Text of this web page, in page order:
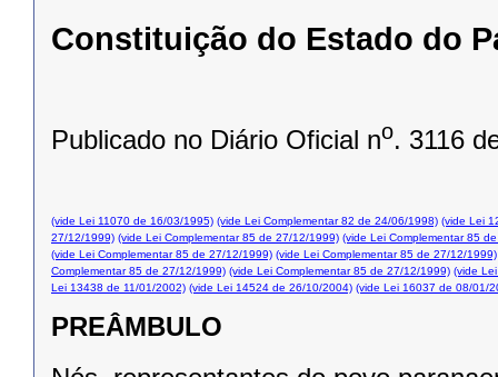
Constituição do Estado do
Publicado no Diário Oficial no. 3116
(vide Lei 11070 de 16/03/1995) (vide Lei Complementar 82 de 24/06/1998) (vide Lei
27/12/1999) (vide Lei Complementar 85 de 27/12/1999) (vide Lei Complementar 85
(vide Lei Complementar 85 de 27/12/1999) (vide Lei Complementar 85 de 27/12/1999)
Complementar 85 de 27/12/1999) (vide Lei Complementar 85 de 27/12/1999) (vide
Lei 13438 de 11/01/2002) (vide Lei 14524 de 26/10/2004) (vide Lei 16037 de 08/01/
PREÂMBULO